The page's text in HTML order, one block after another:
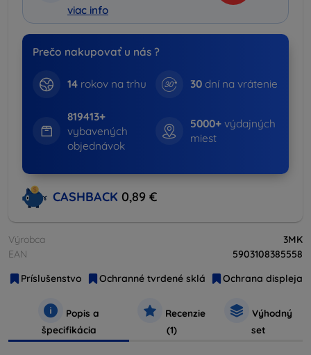
viac info
Prečo nakupovať u nás ?
14rokov na trhu 30 dní na vrátenie
819413+
vybavených
objednávok
5000+ výdajných
miest
CASHBACK 0,89 €
Výrobca
3MK
EAN
5903108385558
Príslušenstvo
Ochranné tvrdené sklá Ochrana displeja
Popis a
špecifikácia
Recenzie
(1)
Výhodný
set